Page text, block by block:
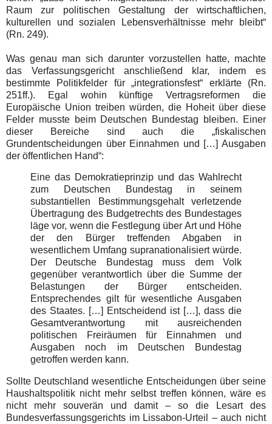
Raum zur politischen Gestaltung der wirtschaftlichen,
kulturellen und sozialen Lebensverhältnisse mehr bleibt“
(Rn. 249).
Was genau man sich darunter vorzustellen hatte, machte
das Verfassungsgericht anschließend klar, indem es
bestimmte Politikfelder für „integrationsfest“ erklärte (Rn.
251ff.). Egal wohin künftige Vertragsreformen die
Europäische Union treiben würden, die Hoheit über diese
Felder musste beim Deutschen Bundestag bleiben. Einer
dieser Bereiche sind auch die „fiskalischen
Grundentscheidungen über Einnahmen und […] Ausgaben
der öffentlichen Hand“:
Eine das Demokratieprinzip und das Wahlrecht
zum Deutschen Bundestag in seinem
substantiellen Bestimmungsgehalt verletzende
Übertragung des Budgetrechts des Bundestages
läge vor, wenn die Festlegung über Art und Höhe
der den Bürger treffenden Abgaben in
wesentlichem Umfang supranationalisiert würde.
Der Deutsche Bundestag muss dem Volk
gegenüber verantwortlich über die Summe der
Belastungen der Bürger entscheiden.
Entsprechendes gilt für wesentliche Ausgaben
des Staates. […] Entscheidend ist […], dass die
Gesamtverantwortung mit ausreichenden
politischen Freiräumen für Einnahmen und
Ausgaben noch im Deutschen Bundestag
getroffen werden kann.
Sollte Deutschland wesentliche Entscheidungen über seine
Haushaltspolitik nicht mehr selbst treffen können, wäre es
nicht mehr souverän und damit – so die Lesart des
Bundesverfassungsgerichts im Lissabon-Urteil – auch nicht